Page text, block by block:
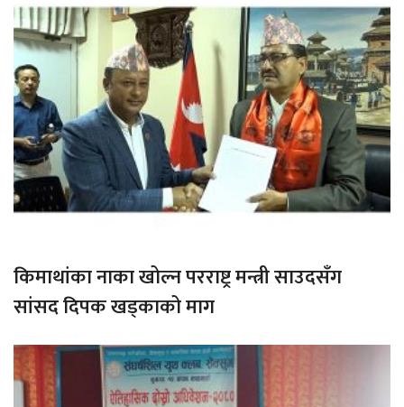
किमाथांका नाका खोल्न परराष्ट्र मन्त्री साउदसँग
सांसद दिपक खड्काको माग